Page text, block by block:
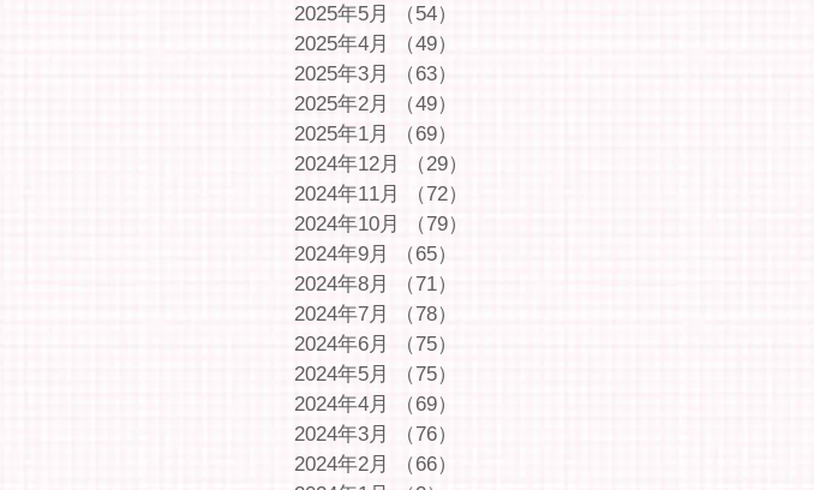
2025年5月
（54）
2025年4月
（49）
2025年3月
（63）
2025年2月
（49）
2025年1月
（69）
2024年12月
（29）
2024年11月
（72）
2024年10月
（79）
2024年9月
（65）
2024年8月
（71）
2024年7月
（78）
2024年6月
（75）
2024年5月
（75）
2024年4月
（69）
2024年3月
（76）
2024年2月
（66）